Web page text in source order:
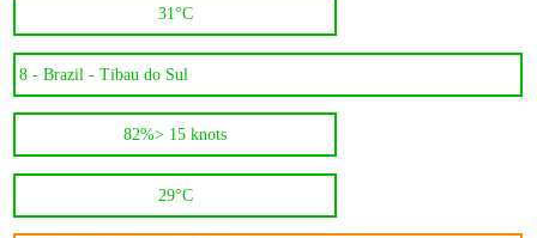
31°C
8 -Brazil - Tibau do Sul
82%> 15 knots
29°C